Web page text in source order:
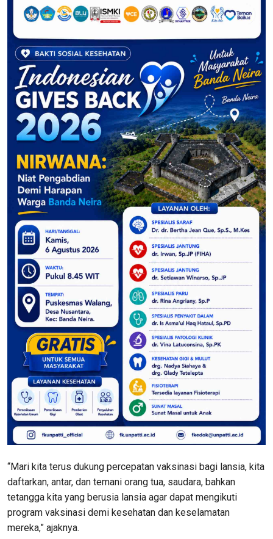
“Mari kita terus dukung percepatan vaksinasi bagi lansia, kita
daftarkan, antar, dan temani orang tua, saudara, bahkan
tetangga kita yang berusia lansia agar dapat mengikuti
program vaksinasi demi kesehatan dan keselamatan
mereka,” ajaknya.